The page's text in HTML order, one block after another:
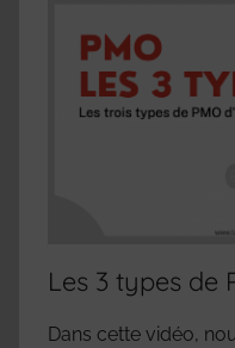
Les 3 types de
Dans cette vidéo,